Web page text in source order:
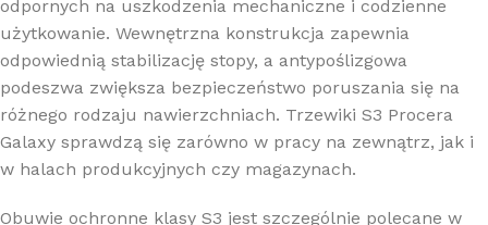
odpornych na uszkodzenia mechaniczne i codzienne
użytkowanie. Wewnętrzna konstrukcja zapewnia
odpowiednią stabilizację stopy, a antypoślizgowa
podeszwa zwiększa bezpieczeństwo poruszania się na
różnego rodzaju nawierzchniach. Trzewiki S3 Procera
Galaxy sprawdzą się zarówno w pracy na zewnątrz, jak i
w halach produkcyjnych czy magazynach.
Obuwie ochronne klasy S3 jest szczególnie polecane w